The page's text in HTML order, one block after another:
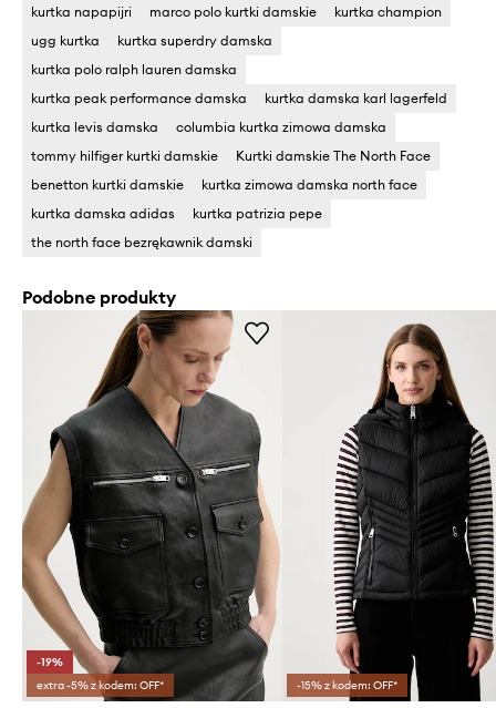
kurtka napapijri marco polo kurtki damskie
kurtka champion
ugg kurtka
kurtka superdry damska
kurtka polo ralph lauren damska
kurtka peak performance damska
kurtka damska karl lagerfeld
kurtka levis damska
columbia kurtka zimowa damska
tommy hilfiger kurtki damskie
Kurtki damskie The North Face
benetton kurtki damskie
kurtka zimowa damska north face
kurtka damska adidas
kurtka patrizia pepe
the north face bezrękawnik damski
Podobne produkty
-19%
extra -5% z kodem: OFF*
-15% z kodem: OFF*